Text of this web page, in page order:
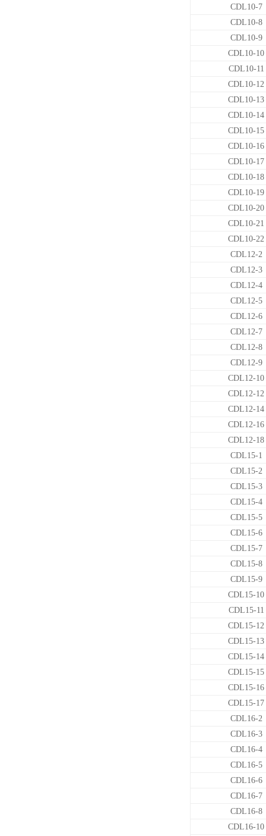
CDL10-7
CDL10-8
CDL10-9
CDL10-10
CDL10-11
CDL10-12
CDL10-13
CDL10-14
CDL10-15
CDL10-16
CDL10-17
CDL10-18
CDL10-19
CDL10-20
CDL10-21
CDL10-22
CDL12-2
CDL12-3
CDL12-4
CDL12-5
CDL12-6
CDL12-7
CDL12-8
CDL12-9
CDL12-10
CDL12-12
CDL12-14
CDL12-16
CDL12-18
CDL15-1
CDL15-2
CDL15-3
CDL15-4
CDL15-5
CDL15-6
CDL15-7
CDL15-8
CDL15-9
CDL15-10
CDL15-11
CDL15-12
CDL15-13
CDL15-14
CDL15-15
CDL15-16
CDL15-17
CDL16-2
CDL16-3
CDL16-4
CDL16-5
CDL16-6
CDL16-7
CDL16-8
CDL16-10